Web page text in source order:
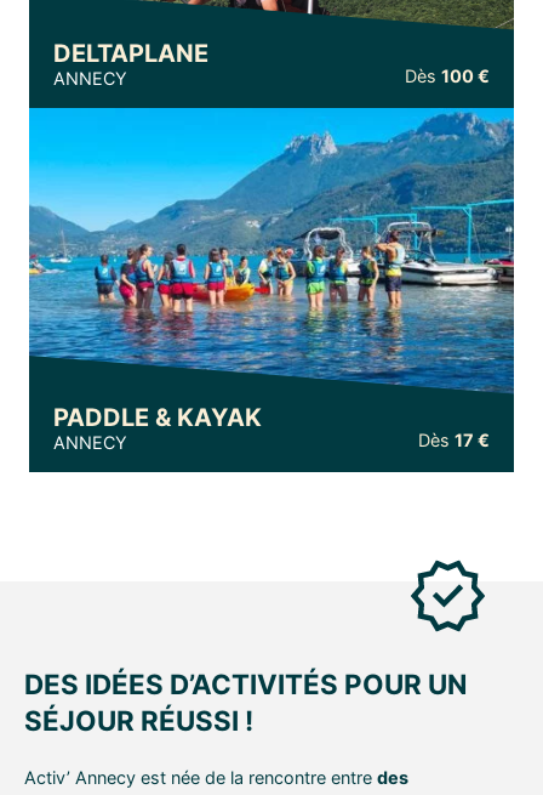
DELTAPLANE
ANNECY Dès 100 €
PADDLE & KAYAK
ANNECY Dès 17 €
DES IDÉES D’ACTIVITÉS POUR UN
SÉJOUR RÉUSSI !
Activ’ Annecy est née de la rencontre entre des